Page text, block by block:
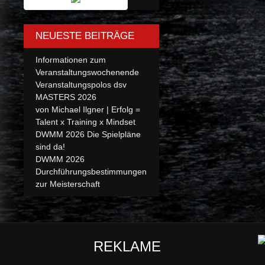
NEUESTE BEITRÄGE
Informationen zum
Veranstaltungswochenende
Veranstaltungspolos dsv
MASTERS 2026
von Michael Ilgner | Erfolg =
Talent x Training x Mindset
DWMM 2026 Die Spielpläne
sind da!
DWMM 2026
Durchführungsbestimmungen
zur Meisterschaft
REKLAME